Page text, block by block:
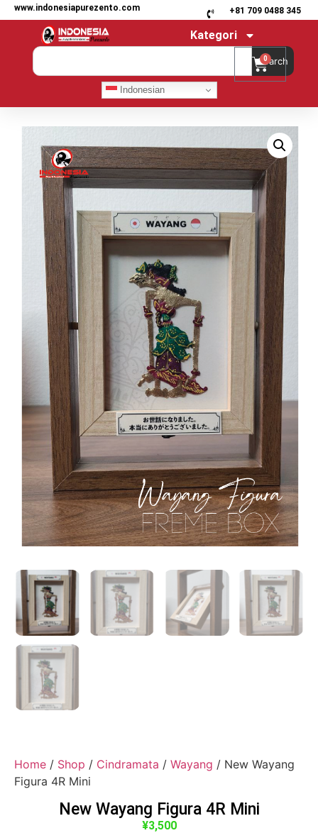
www.indonesiapurezento.com +81 709 0488 345
Kategori
Search
0
Indonesian
Home / Shop / Cindramata / Wayang / New Wayang
Figura 4R Mini
New Wayang Figura 4R Mini
¥3,500